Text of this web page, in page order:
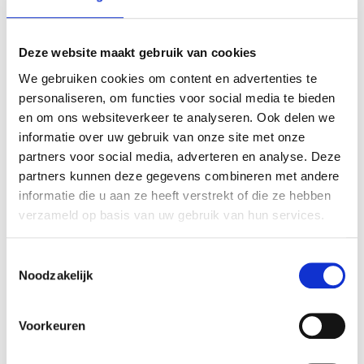
Deze website maakt gebruik van cookies
We gebruiken cookies om content en advertenties te
personaliseren, om functies voor social media te bieden
en om ons websiteverkeer te analyseren. Ook delen we
informatie over uw gebruik van onze site met onze
partners voor social media, adverteren en analyse. Deze
partners kunnen deze gegevens combineren met andere
informatie die u aan ze heeft verstrekt of die ze hebben
verzameld op basis van uw gebruik van hun services.
Noodzakelijk
Voorkeuren
kappen van een boom, boomwortels en een
kiezen ervoor om deze boomstronk te behouden,
bijvoorbeeld als een speelplek voor jonge kinderen.
Onze collega's van Totaaltuin Brabant kunnen een
prachtig tuinontwerp maken dat de boomstronk op
natuurlijke wijze in uw tuin verwerkt. Wilt u toch
liever van de stronk en de boomwortels af? Dan
beschikken wij over een freesmachine waarmee we
ook deze laatste resten kunnen verwijderen.
Boom laten kappen? Neem
contact op met Totaalboom
Brabant